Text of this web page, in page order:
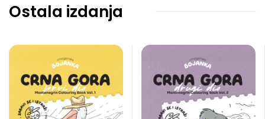
Ostala izdanja